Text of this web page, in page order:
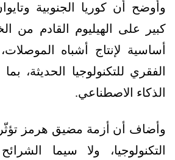
وأوضح أن كوريا الجنوبية
كبير على الهيليوم القادم من
أساسية لإنتاج أشباه
الفقري للتكنولوجيا الحديثة،
الذكاء الاصطناعي.
وأضاف أن أزمة مضيق هرمز
التكنولوجيا، ولا سيما